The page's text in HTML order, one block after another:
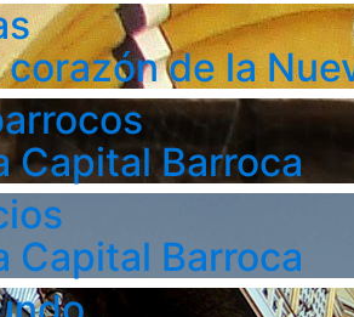
de la
Capital Barroca
Capital Barroca